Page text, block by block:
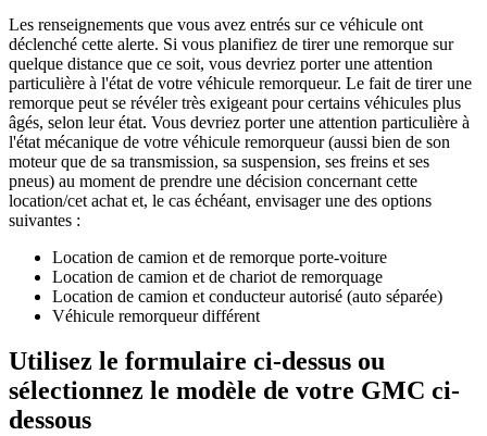
Les renseignements que vous avez entrés sur ce véhicule ont
déclenché cette alerte. Si vous planifiez de tirer une remorque sur
quelque distance que ce soit, vous devriez porter une attention
particulière à l'état de votre véhicule remorqueur. Le fait de tirer une
remorque peut se révéler très exigeant pour certains véhicules plus
âgés, selon leur état. Vous devriez porter une attention particulière à
l'état mécanique de votre véhicule remorqueur (aussi bien de son
moteur que de sa transmission, sa suspension, ses freins et ses
pneus) au moment de prendre une décision concernant cette
location/cet achat et, le cas échéant, envisager une des options
suivantes :
Location de camion et de remorque porte-voiture
Location de camion et de chariot de remorquage
Location de camion et conducteur autorisé (auto séparée)
Véhicule remorqueur différent
Utilisez le formulaire ci-dessus ou
sélectionnez le modèle de votre GMC ci-
dessous